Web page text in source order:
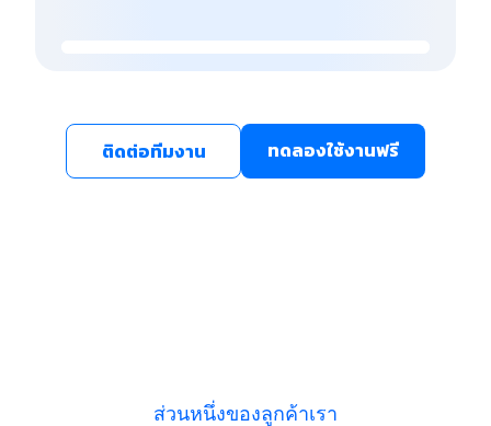
ติดต่อทีมงาน ทดลองใช้งานฟรี
ส่วนหนึ่งของลูกค้าเรา